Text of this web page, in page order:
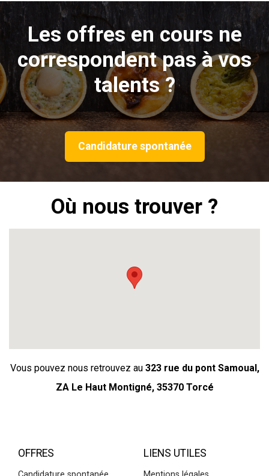
Les offres en cours ne
correspondent pas à vos
talents ?
Candidature spontanée
Où nous trouver ?
Vous pouvez nous retrouvez au 323 rue du pont Samoual,
ZA Le Haut Montigné, 35370 Torcé
OFFRES LIENS UTILES